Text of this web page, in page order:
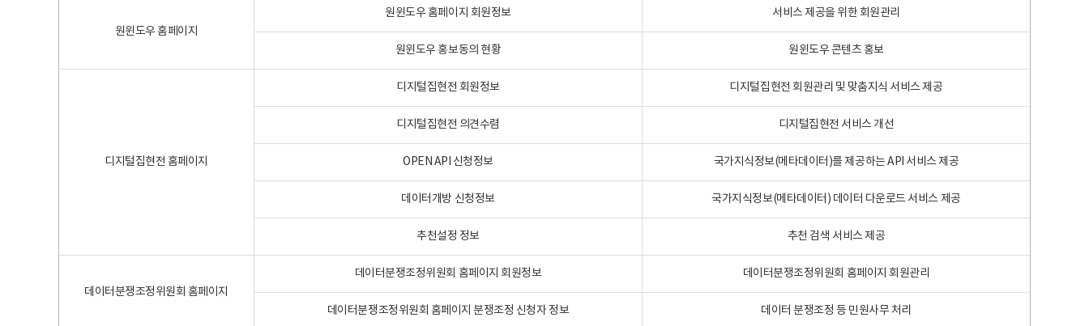
원윈도우 홈페이지
원윈도우 홈페이지 회원정보 서비스 제공을 위한 회원관리
원윈도우 홍보동의 현황 원윈도우 콘텐츠 홍보
디지털집현전 홈페이지
디지털집현전 회원정보 디지털집현전 회원관리 및 맞춤지식 서비스 제공
디지털집현전 의견수렴 디지털집현전 서비스 개선
OPEN API 신청정보 국가지식정보(메타데이터)를 제공하는 API 서비스 제공
데이터개방 신청정보 국가지식정보(메타데이터) 데이터 다운로드 서비스 제공
추천설정 정보 추천 검색 서비스 제공
데이터분쟁조정위원회 홈페이지
데이터분쟁조정위원회 홈페이지 회원정보 데이터분쟁조정위원회 홈페이지 회원관리
데이터분쟁조정위원회 홈페이지 분쟁조정 신청자 정보 데이터 분쟁조정 등 민원사무 처리